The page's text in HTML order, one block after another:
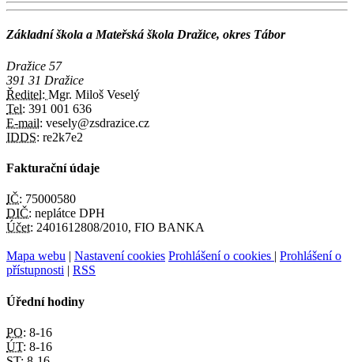
Základní škola a Mateřská škola Dražice, okres Tábor
Dražice 57
391 31 Dražice
Ředitel: Mgr. Miloš Veselý
Tel: 391 001 636
E-mail: vesely@zsdrazice.cz
IDDS: re2k7e2
Fakturační údaje
IČ: 75000580
DIČ: neplátce DPH
Účet: 2401612808/2010, FIO BANKA
Mapa webu | Nastavení cookies Prohlášení o cookies | Prohlášení o
přístupnosti | RSS
Úřední hodiny
PO: 8-16
ÚT: 8-16